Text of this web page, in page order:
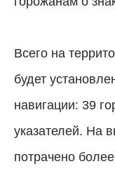
Всего на
будет
навигации: 39
указателей. На
потрачено